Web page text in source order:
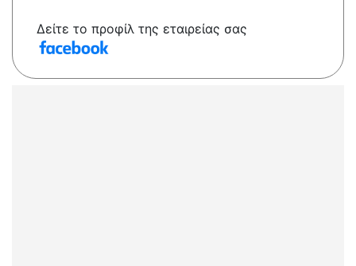
Δείτε το προφίλ της εταιρείας σας